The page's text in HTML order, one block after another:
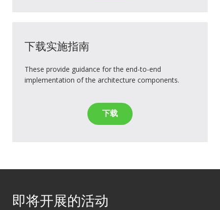
下载实施指南
These provide guidance for the end-to-end
implementation of the architecture components.
下载
即将开展的活动